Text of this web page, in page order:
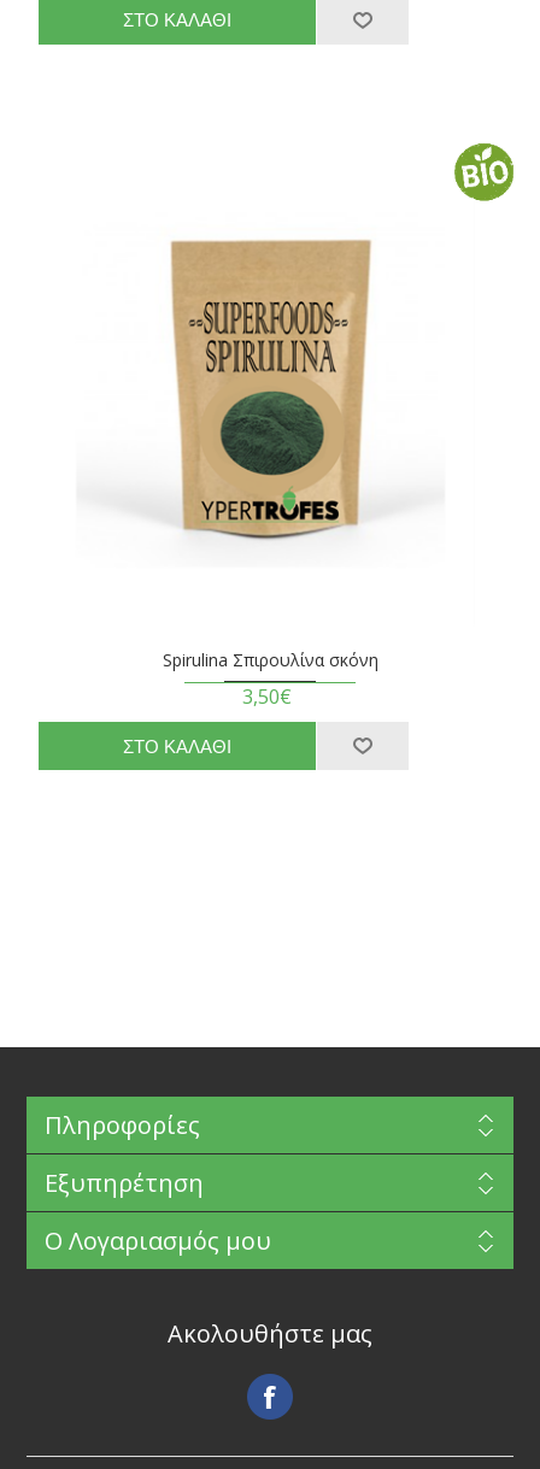
Spirulina Σπιρουλίνα σκόνη
3,50€
Πληροφορίες
Εξυπηρέτηση
Ο Λογαριασμός μου
Ακολουθήστε μας